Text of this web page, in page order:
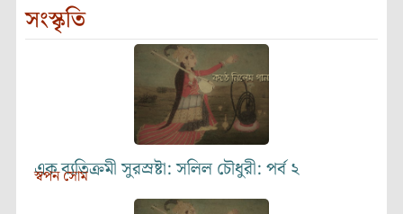
সংস্কৃতি
এক ব্যতিক্রমী সুরস্রষ্টা: সলিল চৌধুরী: পর্ব ২
স্বপন সোম